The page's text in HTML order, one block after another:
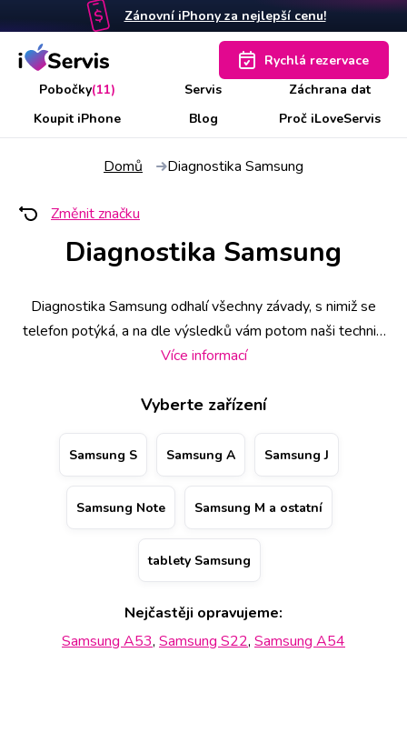
Zánovní iPhony za nejlepší cenu!
Pobočky(11) Servis
Záchrana dat
Koupit iPhone
Blog Proč iLoveServis
Rychlá rezervace
Domů Diagnostika Samsung
Změnit značku
Diagnostika Samsung
Diagnostika Samsung odhalí všechny závady, s nimiž se
telefon potýká, a na dle výsledků vám potom naši technici
navrhnou nejlepší možné řešení. Někdy ji lze provést i na
hlášek, případně poškozené základní desky nebo
vyžadovat času více. Přednostní obsluhu vám přitom zajistí
konkrétního data na vybrané pobočce na 11 místech po
Více informací
Vyberte zařízení
Samsung S Samsung A Samsung J
Samsung Note Samsung M a ostatní
tablety Samsung
Nejčastěji opravujeme:
Samsung A53, Samsung S22, Samsung A54